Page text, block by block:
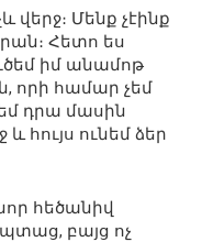
վերջ։ Մենք չէինք
Հետո ես
իմ անամոթ
որի համար չեմ
դրա մասին
հույս ունեմ ձեր
հեծանիվ
բայց ոչ